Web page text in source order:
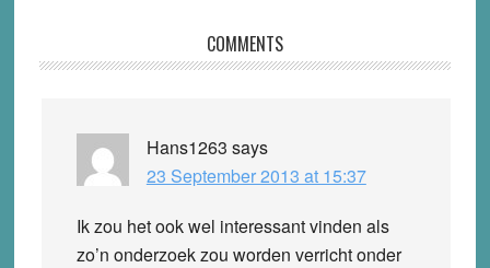
Interactions
COMMENTS
Hans1263 says
23 September 2013 at 15:37
Ik zou het ook wel interessant vinden als
zo’n onderzoek zou worden verricht onder